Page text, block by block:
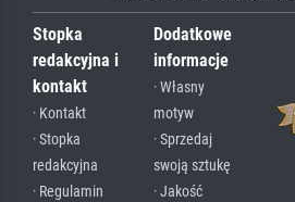
Stopka
redakcyjna i
kontakt
· Kontakt
· Stopka
redakcyjna
· Regulamin
Dodatkowe
informacje
· Własny
motyw
· Sprzedaj
swoją sztukę
· Jakość